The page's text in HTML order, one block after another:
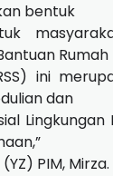
bentuk
Rumah
ini
dan
Lingkungan
PIM, Mirza.